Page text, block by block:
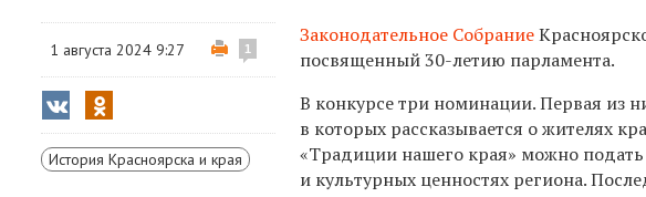
1 августа 2024 9:27 1
История Красноярска и края
Законодательное Собрание
посвященный 30-летию парламента.
В конкурсе три номинации. Первая из
в которых рассказывается о жителях
«Традиции нашего края» можно
и культурных ценностях региона.